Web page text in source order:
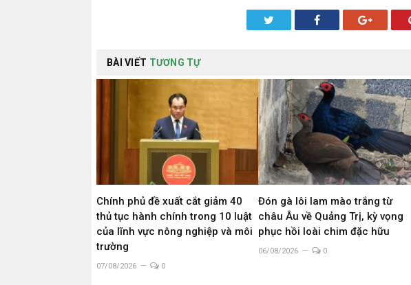
Twitter Facebook Google+
BÀI VIẾT TƯƠNG TỰ
Chính phủ đề xuất cắt giảm 40
thủ tục hành chính trong 10 luật
của lĩnh vực nông nghiệp và môi
trường
07/08/2026 0
Đón gà lôi lam mào trắng từ
châu Âu về Quảng Trị, kỳ vọng
phục hồi loài chim đặc hữu
06/08/2026 0